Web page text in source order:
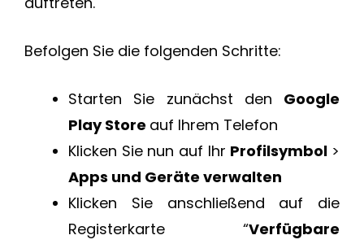
Befolgen Sie die folgenden Schritte:
Starten Sie zunächst den Google
Play Store auf Ihrem Telefon
Klicken Sie nun auf Ihr Profilsymbol >
Apps und Geräte verwalten
Klicken Sie anschließend auf die
Registerkarte “Verfügbare